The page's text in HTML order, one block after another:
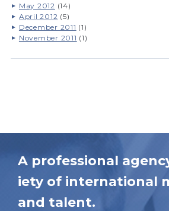
May 2012 (14)
April 2012 (5)
December 2011 (1)
November 2011 (1)
A professional
iety of international
and talent.